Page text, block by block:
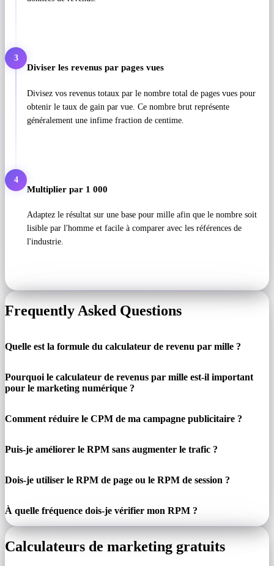
3
Diviser les revenus par pages vues
Divisez vos revenus totaux par le nombre total de pages vues pour
obtenir le taux de gain par vue. Ce nombre brut représente
généralement une infime fraction de centime.
4
Multiplier par 1 000
Adaptez le résultat sur une base pour mille afin que le nombre soit
lisible par l'homme et facile à comparer avec les références de
l'industrie.
Frequently Asked Questions
Quelle est la formule du calculateur de revenu par mille ?
Pourquoi le calculateur de revenus par mille est-il important
pour le marketing numérique ?
Comment réduire le CPM de ma campagne publicitaire ?
Puis-je améliorer le RPM sans augmenter le trafic ?
Dois-je utiliser le RPM de page ou le RPM de session ?
À quelle fréquence dois-je vérifier mon RPM ?
Calculateurs de marketing gratuits